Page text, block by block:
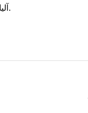
آلیاژی درجه دریایی غیر خورنده است تضمین می کند.